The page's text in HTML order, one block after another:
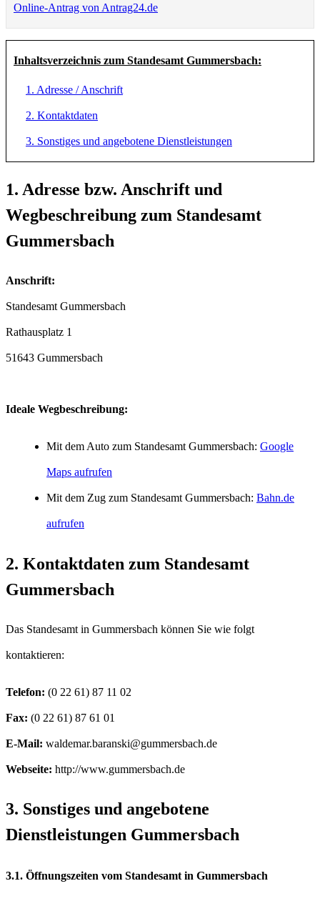
Online-Antrag von Antrag24.de
Inhaltsverzeichnis zum Standesamt Gummersbach:
1. Adresse / Anschrift
2. Kontaktdaten
3. Sonstiges und angebotene Dienstleistungen
1. Adresse bzw. Anschrift und
Wegbeschreibung zum Standesamt
Gummersbach
Anschrift:
Standesamt Gummersbach
51643 Gummersbach
Ideale Wegbeschreibung:
Mit dem Auto zum Standesamt Gummersbach: Google
Maps aufrufen
Mit dem Zug zum Standesamt Gummersbach: Bahn.de
aufrufen
2. Kontaktdaten zum Standesamt
Gummersbach
Das Standesamt in Gummersbach können Sie wie folgt
kontaktieren:
Telefon:
Fax:
E-Mail:
Webseite: http://www.gummersbach.de
3. Sonstiges und angebotene
Dienstleistungen Gummersbach
3.1. Öffnungszeiten vom Standesamt in Gummersbach